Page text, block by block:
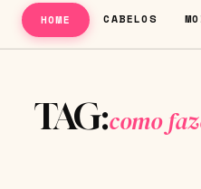
HOME CABELOS
TAG:como